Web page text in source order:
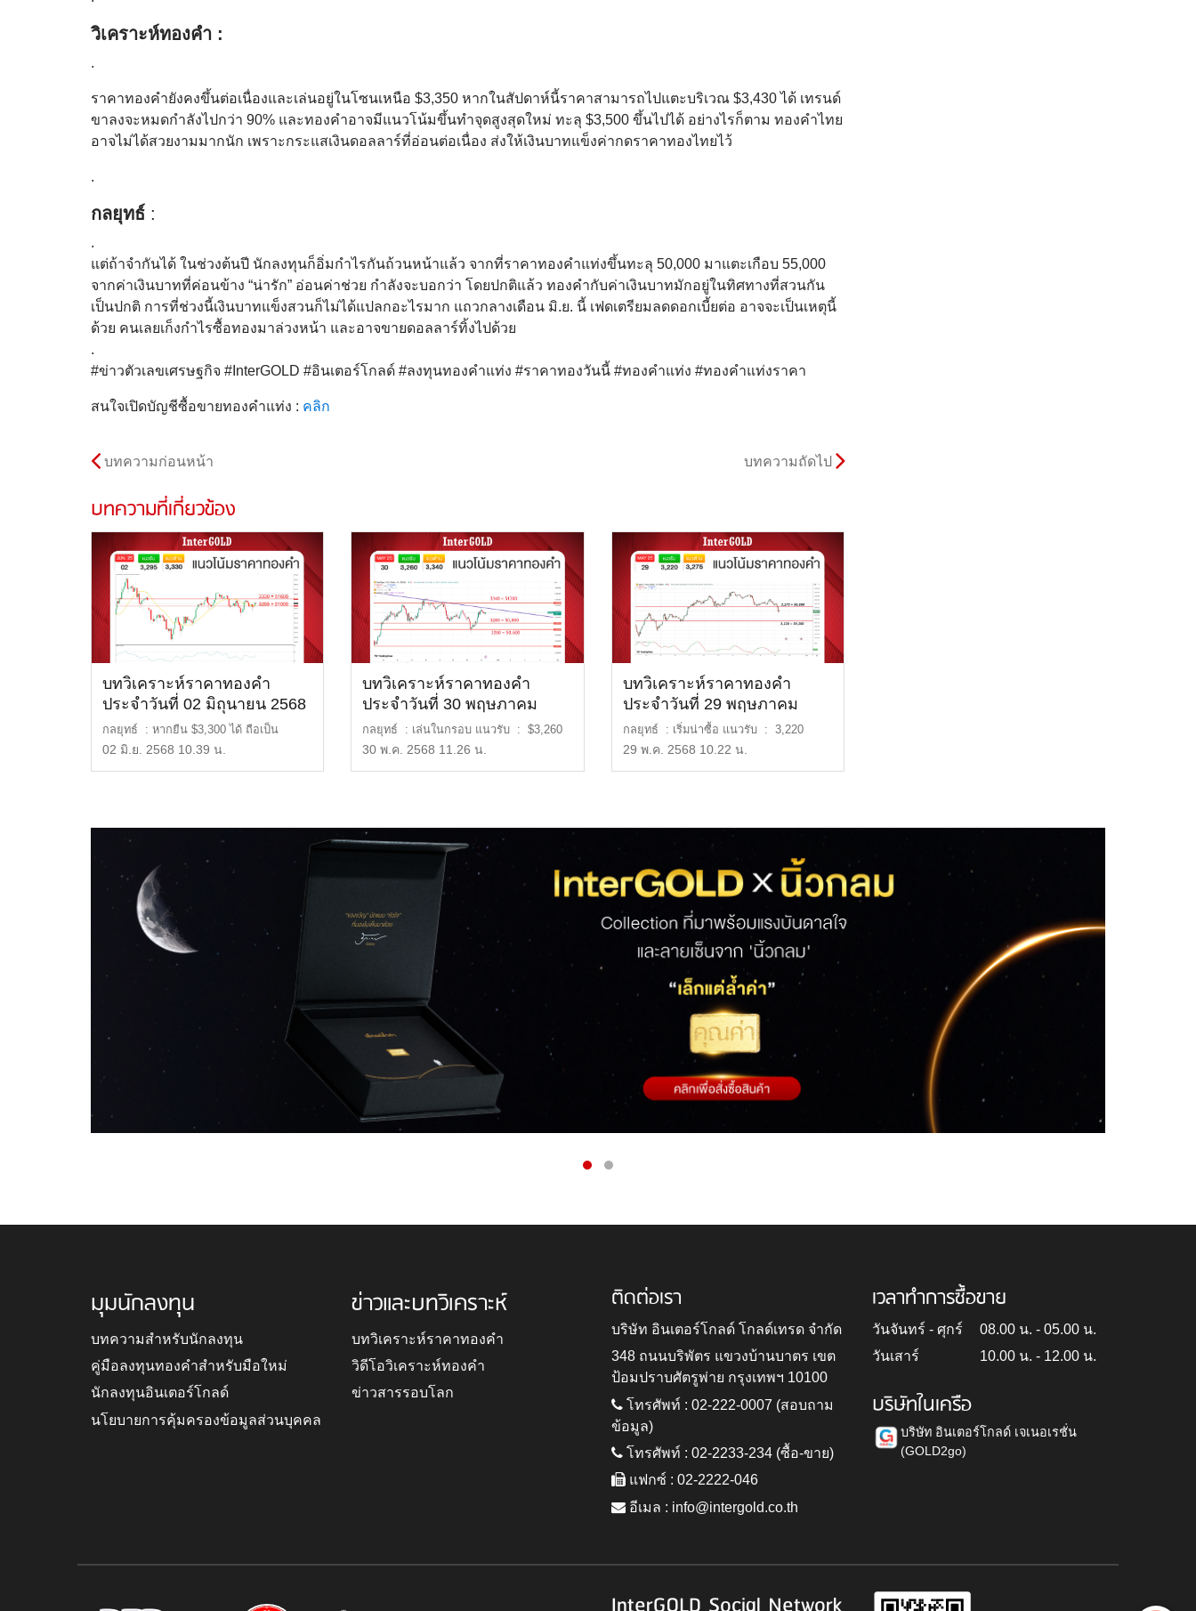
วิเคราะห์ทองคำ :
.
ราคาทองคำยังคงขึ้นต่อเนื่องและเล่นอยู่ในโซนเหนือ $3,350 หากในสัปดาห์นี้ราคาสามารถไปแตะบริเวณ $3,430 ได้ เทรนด์
ขาลงจะหมดกำลังไปกว่า 90% และทองคำอาจมีแนวโน้มขึ้นทำจุดสูงสุดใหม่ ทะลุ $3,500 ขึ้นไปได้ อย่างไรก็ตาม ทองคำไทย
อาจไม่ได้สวยงามมากนัก เพราะกระแสเงินดอลลาร์ที่อ่อนต่อเนื่อง ส่งให้เงินบาทแข็งค่ากดราคาทองไทยไว้
.
กลยุทธ์ :
.
แต่ถ้าจำกันได้ ในช่วงต้นปี นักลงทุนก็อิ่มกำไรกันถ้วนหน้าแล้ว จากที่ราคาทองคำแท่งขึ้นทะลุ 50,000 มาแตะเกือบ 55,000
จากค่าเงินบาทที่ค่อนข้าง “น่ารัก” อ่อนค่าช่วย กำลังจะบอกว่า โดยปกติแล้ว ทองคำกับค่าเงินบาทมักอยู่ในทิศทางที่สวนกัน
เป็นปกติ การที่ช่วงนี้เงินบาทแข็งสวนก็ไม่ได้แปลกอะไรมาก แถวกลางเดือน มิ.ย. นี้ เฟดเตรียมลดดอกเบี้ยต่อ อาจจะเป็นเหตุนี้
ด้วย คนเลยเก็งกำไรซื้อทองมาล่วงหน้า และอาจขายดอลลาร์ทิ้งไปด้วย
.
#ข่าวตัวเลขเศรษฐกิจ #InterGOLD #อินเตอร์โกลด์ #ลงทุนทองคำแท่ง #ราคาทองวันนี้ #ทองคำแท่ง #ทองคำแท่งราคา
สนใจเปิดบัญชีซื้อขายทองคำแท่ง : คลิก
บทความก่อนหน้า บทความถัดไป
บทความที่เกี่ยวข้อง
บทวิเคราะห์ราคาทองคำ
ประจำวันที่ 02 มิถุนายน 2568
กลยุทธ์ : หากยืน $3,300 ได้ ถือเป็น
สัญญาณที่ดี แนวรับ […]
02 มิ.ย. 2568 10.39 น.
บทวิเคราะห์ราคาทองคำ
ประจำวันที่ 30 พฤษภาคม
2568
กลยุทธ์ : เล่นในกรอบ แนวรับ : $3,260
หรือ 50,600 บ […]
30 พ.ค. 2568 11.26 น.
บทวิเคราะห์ราคาทองคำ
ประจำวันที่ 29 พฤษภาคม
2568
กลยุทธ์ : เริ่มน่าซื้อ แนวรับ : 3,220
หรือ 50,200 […]
29 พ.ค. 2568 10.22 น.
มุมนักลงทุน
บทความสำหรับนักลงทุน
คู่มือลงทุนทองคำสำหรับมือใหม่
นักลงทุนอินเตอร์โกลด์
นโยบายการคุ้มครองข้อมูลส่วนบุคคล
ข่าวและบทวิเคราะห์
บทวิเคราะห์ราคาทองคำ
วิดีโอวิเคราะห์ทองคำ
ข่าวสารรอบโลก
ติดต่อเรา
บริษัท อินเตอร์โกลด์ โกลด์เทรด จำกัด
348 ถนนบริพัตร แขวงบ้านบาตร เขต
ป้อมปราบศัตรูพ่าย กรุงเทพฯ 10100
โทรศัพท์ : 02-222-0007 (สอบถาม
ข้อมูล)
โทรศัพท์ : 02-2233-234 (ซื้อ-ขาย)
แฟกซ์ : 02-2222-046
อีเมล : info@intergold.co.th
เวลาทำการซื้อขาย
วันจันทร์ - ศุกร์
08.00 น. - 05.00 น.
วันเสาร์
10.00 น. - 12.00 น.
บริษัทในเครือ
บริษัท อินเตอร์โกลด์ เจเนอเรชั่น
(GOLD2go)